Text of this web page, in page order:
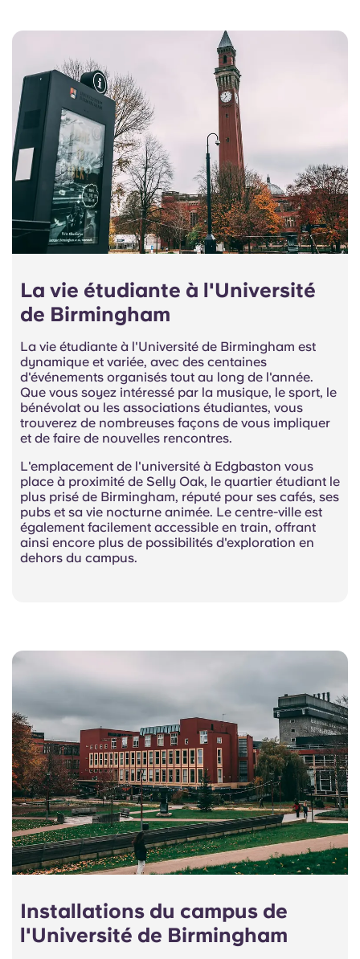
La vie étudiante à l'Université
de Birmingham
La vie étudiante à l'Université de Birmingham est
dynamique et variée, avec des centaines
d'événements organisés tout au long de l'année.
Que vous soyez intéressé par la musique, le sport, le
bénévolat ou les associations étudiantes, vous
trouverez de nombreuses façons de vous impliquer
et de faire de nouvelles rencontres.
L'emplacement de l'université à Edgbaston vous
place à proximité de Selly Oak, le quartier étudiant le
plus prisé de Birmingham, réputé pour ses cafés, ses
pubs et sa vie nocturne animée. Le centre-ville est
également facilement accessible en train, offrant
ainsi encore plus de possibilités d'exploration en
dehors du campus.
Installations du campus de
l'Université de Birmingham